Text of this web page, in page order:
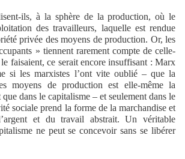
ils, à la sphère de la production, où le
des travailleurs, laquelle est rendue
privée des moyens de production. Or, les
» tiennent rarement compte de celle-
faisaient, ce serait encore insuffisant : Marx
si les marxistes l’ont vite oublié – que la
moyens de production est elle-même la
dans le capitalisme – et seulement dans le
sociale prend la forme de la marchandise et
et du travail abstrait. Un véritable
ne peut se concevoir sans se libérer